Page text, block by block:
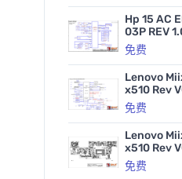
Hp 15 AC
03P REV
免费
Lenovo
x510 Rev
免费
Lenovo
x510 Rev
F
免费